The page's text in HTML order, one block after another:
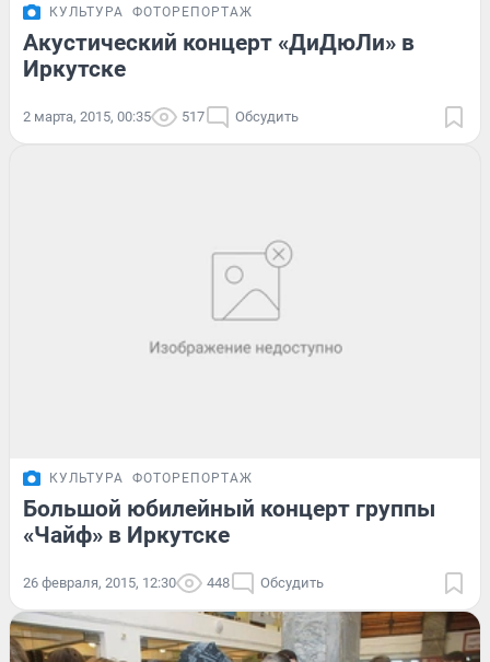
КУЛЬТУРА ФОТОРЕПОРТАЖ
Акустический концерт «ДиДюЛи» в
Иркутске
2 марта, 2015, 00:35 517 Обсудить
КУЛЬТУРА ФОТОРЕПОРТАЖ
Большой юбилейный концерт группы
«Чайф» в Иркутске
26 февраля, 2015, 12:30 448 Обсудить